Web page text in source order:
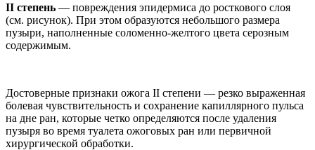
II степень — повреждения эпидермиса до росткового слоя
(см. рисунок). При этом образуются небольшого размера
пузыри, наполненные соломенно-желтого цвета серозным
содержимым.
Достоверные признаки ожога II степени — резко выраженная
болевая чувствительность и сохранение капиллярного пульса
на дне ран, которые четко определяются после удаления
пузыря во время туалета ожоговых ран или первичной
хирургической обработки.